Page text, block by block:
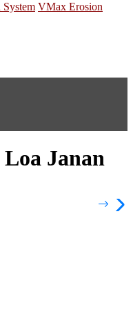
System VMax Erosion
Janan